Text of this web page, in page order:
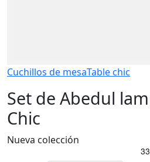
Cuchillos de mesaTable chic
Set de Abedul
Chic
Nueva colección